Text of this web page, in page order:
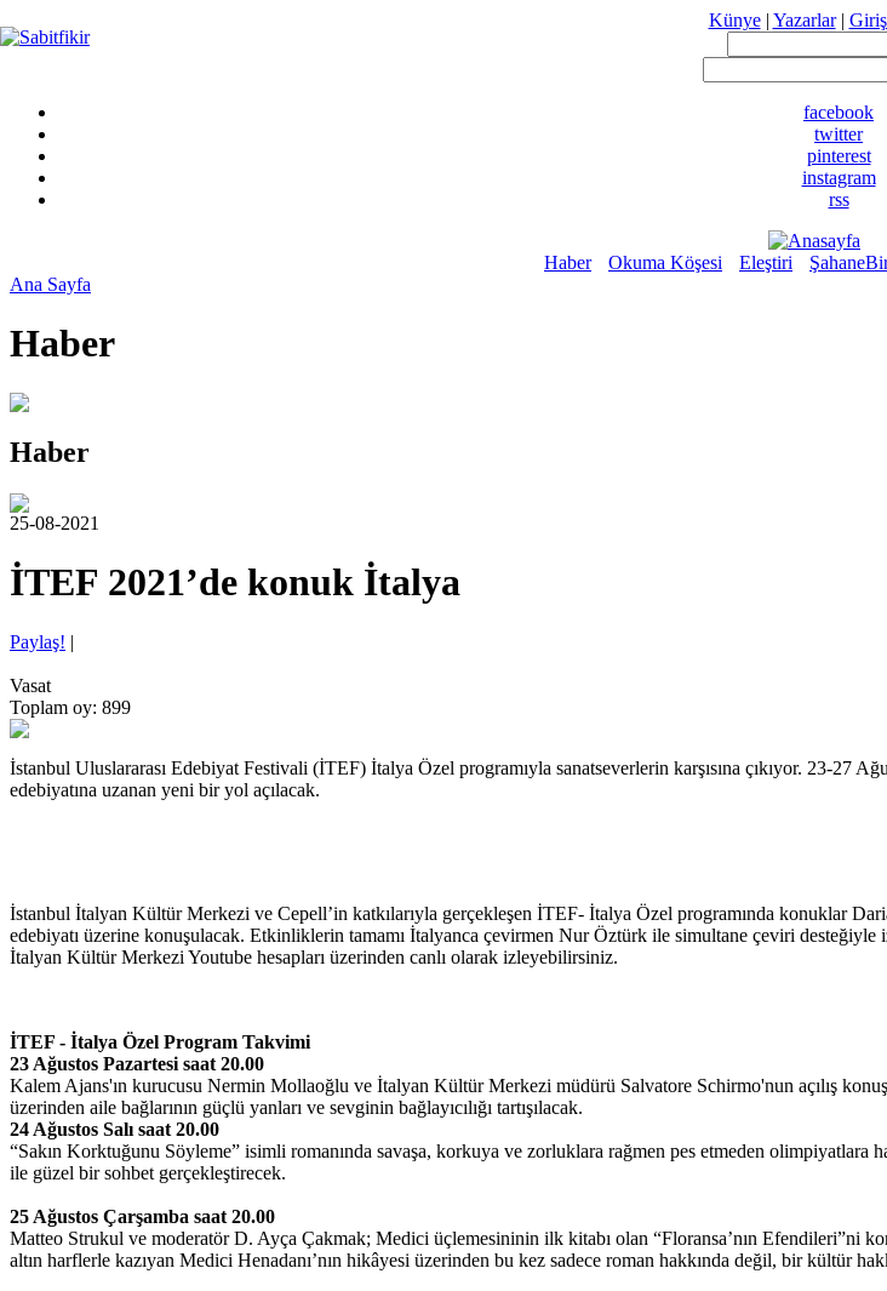
Künye| Yazarlar|
facebook
twitter
pinterest
instagram
rss
Haber Okuma Köşesi Eleştiri
Ana Sayfa
Haber
Haber
25-08-2021
İTEF 2021’de konuk İtalya
Paylaş! |
Vasat
Toplam oy: 899
İstanbul Uluslararası Edebiyat Festivali (İTEF) İtalya Özel programıyla sanatseverlerin karşısına çıkıyor. 23-27
edebiyatına uzanan yeni bir yol açılacak.
İstanbul İtalyan Kültür Merkezi ve Cepell’in katkılarıyla gerçekleşen İTEF- İtalya Özel programında konuklar
edebiyatı üzerine konuşulacak. Etkinliklerin tamamı İtalyanca çevirmen Nur Öztürk ile simultane çeviri
İtalyan Kültür Merkezi Youtube hesapları üzerinden canlı olarak izleyebilirsiniz.
İTEF - İtalya Özel Program Takvimi
23 Ağustos Pazartesi saat 20.00
Kalem Ajans'ın kurucusu Nermin Mollaoğlu ve İtalyan Kültür Merkezi müdürü Salvatore Schirmo'nun açılış
üzerinden aile bağlarının güçlü yanları ve sevginin bağlayıcılığı tartışılacak.
24 Ağustos Salı saat 20.00
“Sakın Korktuğunu Söyleme” isimli romanında savaşa, korkuya ve zorluklara rağmen pes etmeden
ile güzel bir sohbet gerçekleştirecek.
25 Ağustos Çarşamba saat 20.00
Matteo Strukul ve moderatör D. Ayça Çakmak; Medici üçlemesininin ilk kitabı olan “Floransa’nın Efendileri”ni
altın harflerle kazıyan Medici Henadanı’nın hikâyesi üzerinden bu kez sadece roman hakkında değil, bir kültür